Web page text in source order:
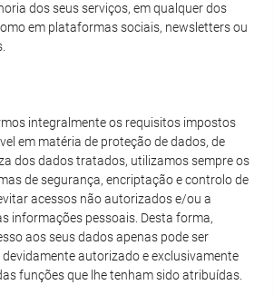
dos seus serviços, em qualquer dos
em plataformas sociais, newsletters ou
integralmente os requisitos impostos
em matéria de proteção de dados, de
dos dados tratados, utilizamos sempre os
de segurança, encriptação e controlo de
acessos não autorizados e/ou a
informações pessoais. Desta forma,
aos seus dados apenas pode ser
autorizado e exclusivamente
funções que lhe tenham sido atribuídas.